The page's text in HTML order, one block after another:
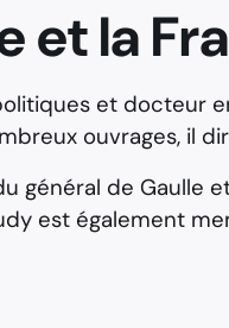
et la
et docteur
ouvrages, il
général de Gaulle
est également